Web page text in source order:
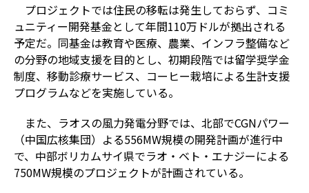
プロジェクトでは住民の移転は発生しておらず、コミ
ュニティー開発基金として年間110万ドルが拠出される
予定だ。同基金は教育や医療、農業、インフラ整備など
の分野の地域支援を目的とし、初期段階では留学奨学金
制度、移動診療サービス、コーヒー栽培による生計支援
プログラムなどを実施している。
また、ラオスの風力発電分野では、北部でCGNパワー
（中国広核集団）よる556MW規模の開発計画が進行中
で、中部ボリカムサイ県でラオ・ベト・エナジーによる
750MW規模のプロジェクトが計画されている。